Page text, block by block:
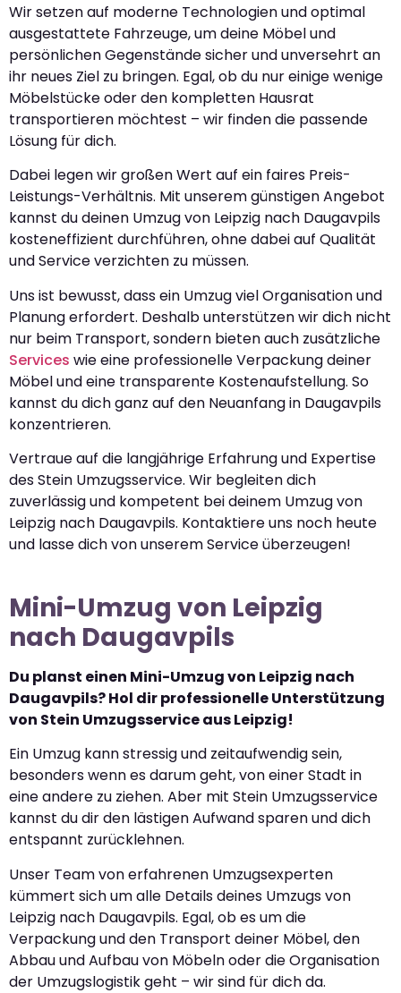
Wir setzen auf moderne Technologien und optimal
ausgestattete Fahrzeuge, um deine Möbel und
persönlichen Gegenstände sicher und unversehrt an
ihr neues Ziel zu bringen. Egal, ob du nur einige wenige
Möbelstücke oder den kompletten Hausrat
transportieren möchtest – wir finden die passende
Lösung für dich.
Dabei legen wir großen Wert auf ein faires Preis-
Leistungs-Verhältnis. Mit unserem günstigen Angebot
kannst du deinen Umzug von Leipzig nach Daugavpils
kosteneffizient durchführen, ohne dabei auf Qualität
und Service verzichten zu müssen.
Uns ist bewusst, dass ein Umzug viel Organisation und
Planung erfordert. Deshalb unterstützen wir dich nicht
nur beim Transport, sondern bieten auch zusätzliche
Services wie eine professionelle Verpackung deiner
Möbel und eine transparente Kostenaufstellung. So
kannst du dich ganz auf den Neuanfang in Daugavpils
konzentrieren.
Vertraue auf die langjährige Erfahrung und Expertise
des Stein Umzugsservice. Wir begleiten dich
zuverlässig und kompetent bei deinem Umzug von
Leipzig nach Daugavpils. Kontaktiere uns noch heute
und lasse dich von unserem Service überzeugen!
Mini-Umzug von Leipzig
nach Daugavpils
Du planst einen Mini-Umzug von Leipzig nach
Daugavpils? Hol dir professionelle Unterstützung
von Stein Umzugsservice aus Leipzig!
Ein Umzug kann stressig und zeitaufwendig sein,
besonders wenn es darum geht, von einer Stadt in
eine andere zu ziehen. Aber mit Stein Umzugsservice
kannst du dir den lästigen Aufwand sparen und dich
entspannt zurücklehnen.
Unser Team von erfahrenen Umzugsexperten
kümmert sich um alle Details deines Umzugs von
Leipzig nach Daugavpils. Egal, ob es um die
Verpackung und den Transport deiner Möbel, den
Abbau und Aufbau von Möbeln oder die Organisation
der Umzugslogistik geht – wir sind für dich da.